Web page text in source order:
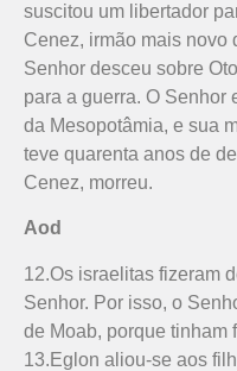
suscitou um libertador
Cenez, irmão mais novo
Senhor desceu sobre
para a guerra. O Senhor
da Mesopotâmia, e sua
teve quarenta anos de
Cenez, morreu.
Aod
12.Os israelitas fizeram
Senhor. Por isso, o
de Moab, porque tinham
13.Eglon aliou-se aos